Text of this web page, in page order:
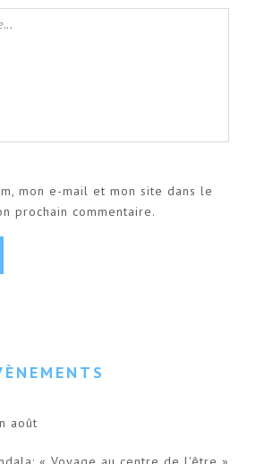
mon e-mail et mon site dans le
prochain commentaire.
août